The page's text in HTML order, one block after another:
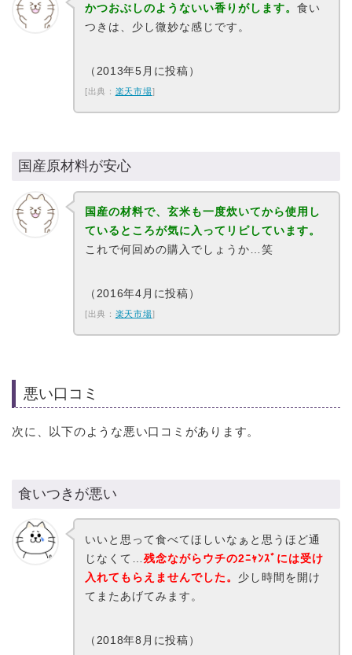
かつおぶしのようないい香りがします。 食い
つきは、少し微妙な感じです。
（2013年5月に投稿）
[出典： 楽天市場]
国産原材料が安心
国産の材料で、玄米も一度炊いてから使用し
ているところが気に入ってリピしています。
これで何回めの購入でしょうか…笑
（2016年4月に投稿）
[出典： 楽天市場]
悪い口コミ
次に、以下のような悪い口コミがあります。
食いつきが悪い
いいと思って食べてほしいなぁと思うほど通
じなくて…残念ながらウチの2ﾆｬﾝｽﾞには受け
入れてもらえませんでした。 少し時間を開け
てまたあげてみます。
（2018年8月に投稿）